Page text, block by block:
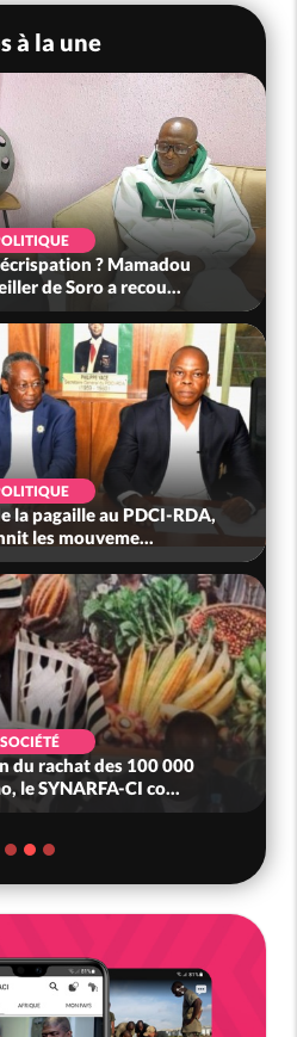
à la une
? Mamadou
de Soro a recou...
la pagaille au PDCI-RDA,
les mouveme...
SOCIÉTÉ
du rachat des 100 000
le SYNARFA-CI co...